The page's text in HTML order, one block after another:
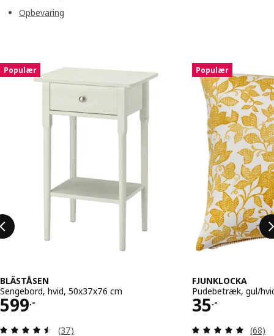
Opbevaring
Spring listen over
Populær
BLÄSTÅSEN
Sengebord, hvid, 50x37x76 cm
599.-
Pris 599.-
Anmeld: 4.5 ud af 5 Stjerner. Anmeldelser i alt:
(37)
Populær
FJUNKLOCKA
Pudebetræk, gul/
35.-
Pris 35.-
(68)